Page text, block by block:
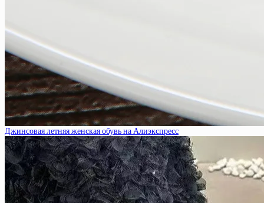
Джинсовая летняя женская обувь на Алиэкспресс